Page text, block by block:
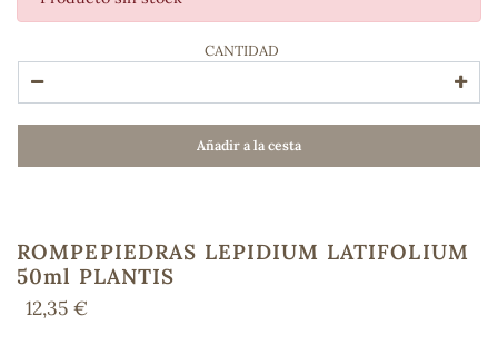
CANTIDAD
Añadir a la cesta
ROMPEPIEDRAS LEPIDIUM LATIFOLIUM
50ml PLANTIS
12,35 €